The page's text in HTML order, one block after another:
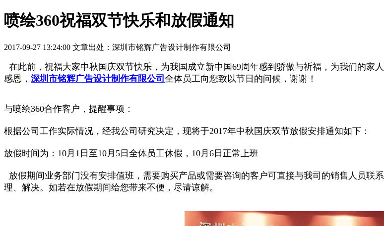
喷绘360祝福双节快乐和放假通知
2017-09-27 13:24:00 文章出处：深圳市铭辉广告设计制作有限公司
在此前，祝福大家中秋国庆双节快乐，为我国成立新中国69周年感到骄傲与祈福，为我们的家
感恩， 深圳市铭辉广告设计制作有限公司 全体员工向您致以节日的问候，谢谢！
与喷绘360合作客户，提醒事项：
根据公司工作实际情况，经我公司研究决定，现将于2017年中秋国庆双节放假安排通知如下：
放假时间为：10月1日至10月5日全体员工休假，10月6日正常上班
放假期间业务部门没有安排值班，需要购买产品或需要咨询的客户可直接与我司的销售人员联
理、解决。如若在放假期间给您带来不便，尽请谅解。